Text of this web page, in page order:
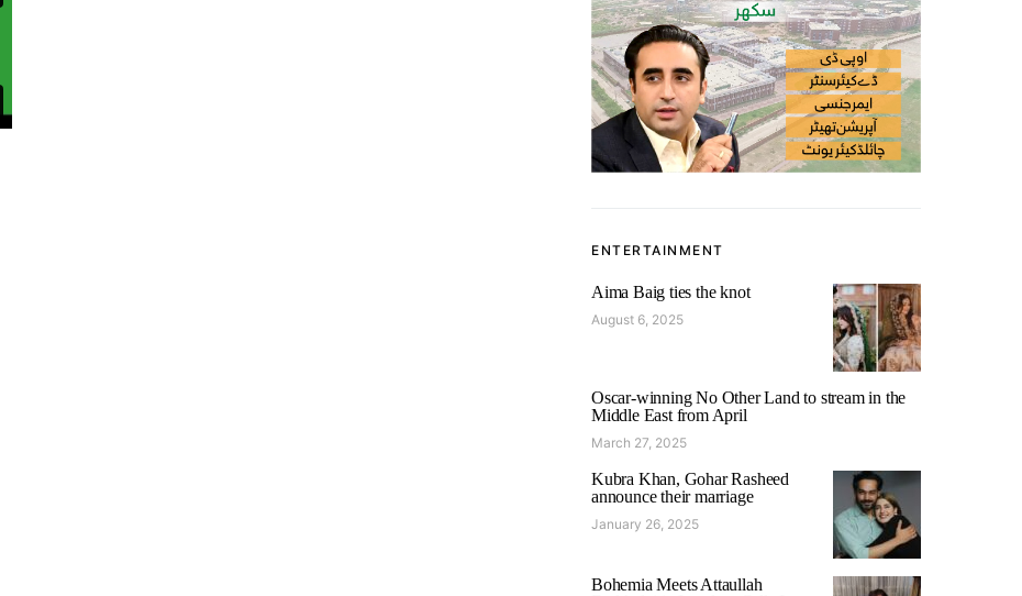
ENTERTAINMENT
Aima Baig ties the knot
August 6, 2025
Oscar-winning No Other Land to stream in the
Middle East from April
March 27, 2025
Kubra Khan, Gohar Rasheed
announce their marriage
January 26, 2025
Bohemia Meets Attaullah